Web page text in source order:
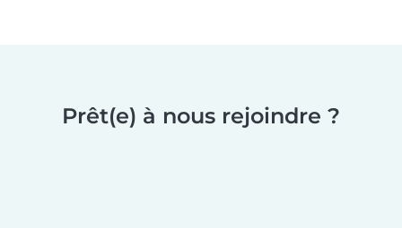
Prêt(e) à nous rejoindre ?